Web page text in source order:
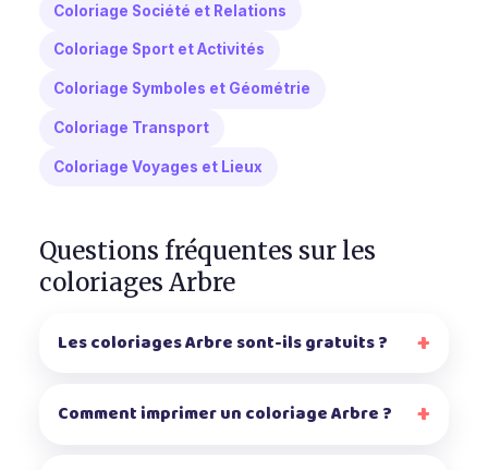
Coloriage Société et Relations
Coloriage Sport et Activités
Coloriage Symboles et Géométrie
Coloriage Transport
Coloriage Voyages et Lieux
Questions fréquentes sur les
coloriages Arbre
Les coloriages Arbre sont-ils gratuits ?
Comment imprimer un coloriage Arbre ?